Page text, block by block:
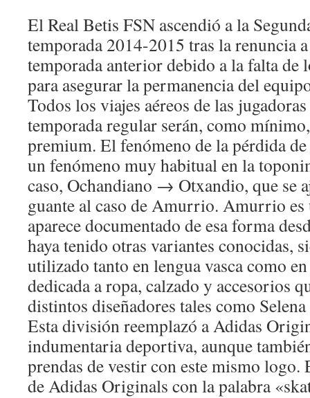
El Real Betis FSN ascendió a la
temporada 2014-2015 tras la renuncia
temporada anterior debido a la falta de
para asegurar la permanencia del
Todos los viajes aéreos de las
temporada regular serán, como
premium. El fenómeno de la pérdida
un fenómeno muy habitual en la
caso, Ochandiano → Otxandio, que se
guante al caso de Amurrio. Amurrio
aparece documentado de esa forma
haya tenido otras variantes conocidas,
utilizado tanto en lengua vasca como
dedicada a ropa, calzado y accesorios
distintos diseñadores tales como
Esta división reemplazó a Adidas
indumentaria deportiva, aunque
prendas de vestir con este mismo
de Adidas Originals con la palabra